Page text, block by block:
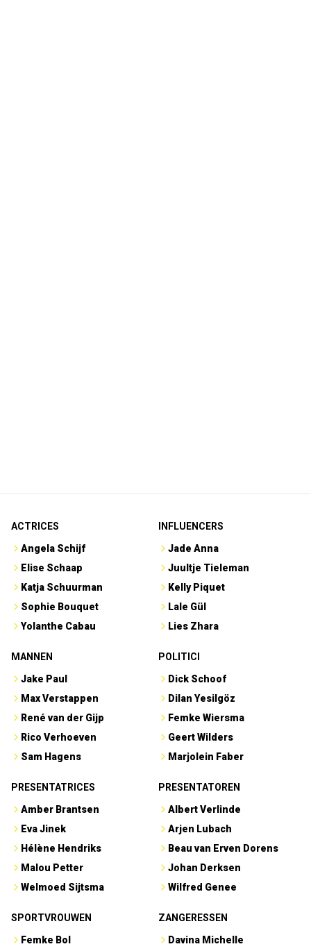
ACTRICES
Angela Schijf
Elise Schaap
Katja Schuurman
Sophie Bouquet
Yolanthe Cabau
INFLUENCERS
Jade Anna
Juultje Tieleman
Kelly Piquet
Lale Gül
Lies Zhara
MANNEN
Jake Paul
Max Verstappen
René van der Gijp
Rico Verhoeven
Sam Hagens
POLITICI
Dick Schoof
Dilan Yesilgöz
Femke Wiersma
Geert Wilders
Marjolein Faber
PRESENTATRICES
Amber Brantsen
Eva Jinek
Hélène Hendriks
Malou Petter
Welmoed Sijtsma
PRESENTATOREN
Albert Verlinde
Arjen Lubach
Beau van Erven Dorens
Johan Derksen
Wilfred Genee
SPORTVROUWEN
Femke Bol
ZANGERESSEN
Davina Michelle